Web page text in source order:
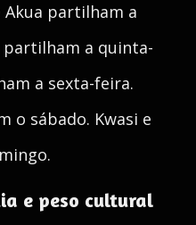
Akua partilham a
partilham a quinta-
a sexta-feira.
o sábado. Kwasi e
e peso cultural